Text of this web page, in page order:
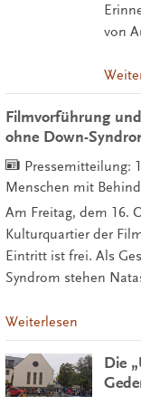
von
Filmvorführung
ohne Down-
Pressemitteilung:
Menschen mit
Am Freitag, dem 16.
Kulturquartier der
Eintritt ist frei. Als
Syndrom stehen
Weiterlesen
Die